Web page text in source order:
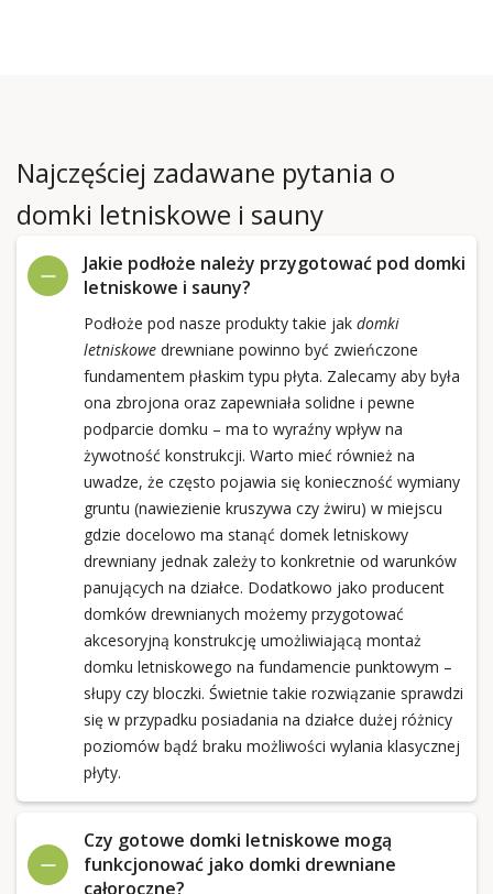
Najczęściej zadawane pytania o
domki letniskowe i sauny
Jakie podłoże należy przygotować pod domki
letniskowe i sauny?
Podłoże pod nasze produkty takie jak domki
letniskowedrewniane powinno być zwieńczone
fundamentem płaskim typu płyta. Zalecamy aby była
ona zbrojona oraz zapewniała solidne i pewne
podparcie domku – ma to wyraźny wpływ na
żywotność konstrukcji. Warto mieć również na
uwadze, że często pojawia się konieczność wymiany
gruntu (nawiezienie kruszywa czy żwiru) w miejscu
gdzie docelowo ma stanąć domek letniskowy
drewniany jednak zależy to konkretnie od warunków
panujących na działce. Dodatkowo jako producent
domków drewnianych możemy przygotować
akcesoryjną konstrukcję umożliwiającą montaż
domku letniskowego na fundamencie punktowym –
słupy czy bloczki. Świetnie takie rozwiązanie sprawdzi
się w przypadku posiadania na działce dużej różnicy
poziomów bądź braku możliwości wylania klasycznej
płyty.
Czy gotowe domki letniskowe mogą
funkcjonować jako domki drewniane
całoroczne?